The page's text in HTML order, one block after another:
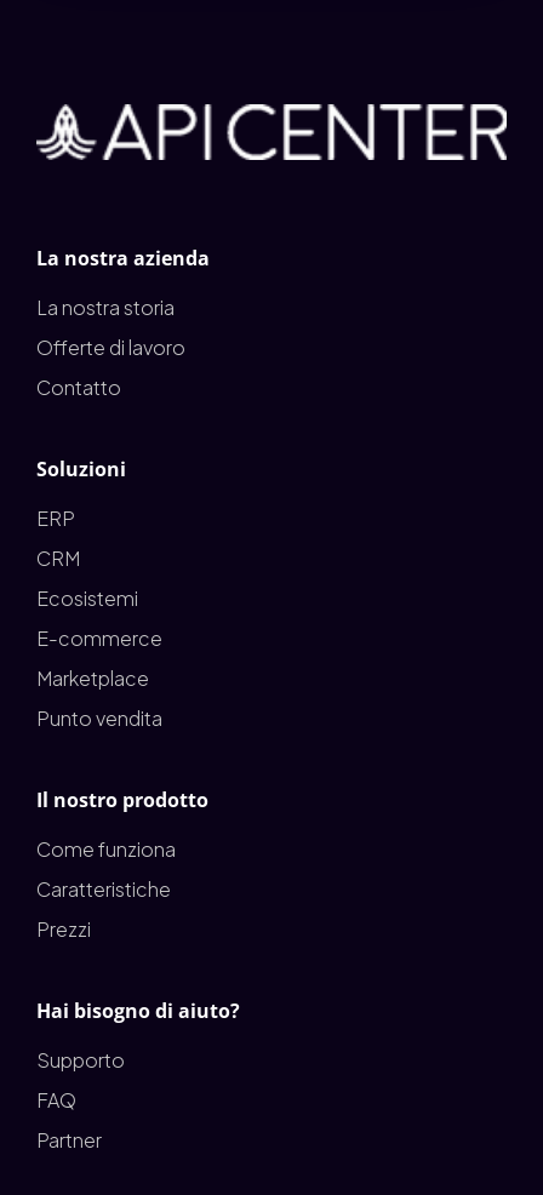
La nostra azienda
La nostra storia
Offerte di lavoro
Contatto
Soluzioni
ERP
CRM
Ecosistemi
E-commerce
Marketplace
Punto vendita
Il nostro prodotto
Come funziona
Caratteristiche
Prezzi
Hai bisogno di aiuto?
Supporto
FAQ
Partner